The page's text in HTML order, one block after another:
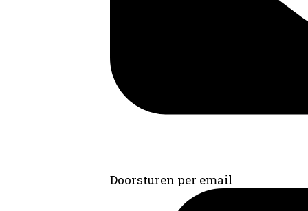
Doorsturen per email